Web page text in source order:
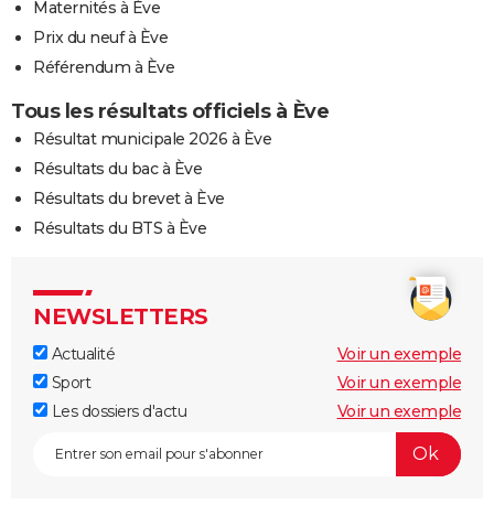
Maternités à Ève
Prix du neuf à Ève
Référendum à Ève
Tous les résultats officiels à Ève
Résultat municipale 2026 à Ève
Résultats du bac à Ève
Résultats du brevet à Ève
Résultats du BTS à Ève
NEWSLETTERS
Actualité
Voir un exemple
Sport
Voir un exemple
Les dossiers d'actu
Voir un exemple